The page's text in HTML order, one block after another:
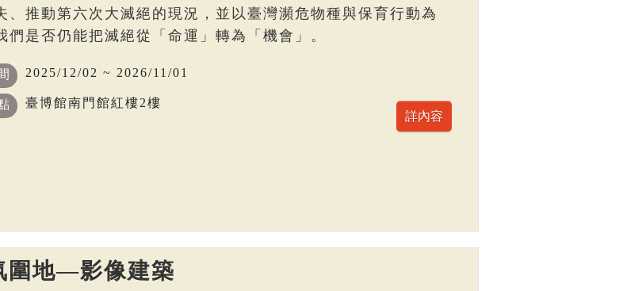
、推動第六次大滅絕的現況，並以臺灣瀕危物種與保育行動為
們是否仍能把滅絕從「命運」轉為「機會」。
2025/12/02 ~ 2026/11/01
臺博館南門館紅樓2樓
圍地—影像建築